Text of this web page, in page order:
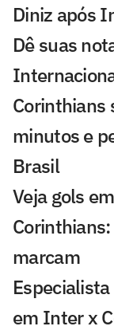
Diniz após
Dê suas
Corinthians
minutos e
Brasil
Veja gols
marcam
em Inter x